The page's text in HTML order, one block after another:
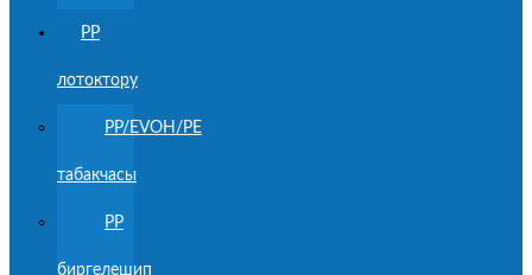
PP
лотоктору
PP/EVOH/PE
табакчасы
PP
биргелешип